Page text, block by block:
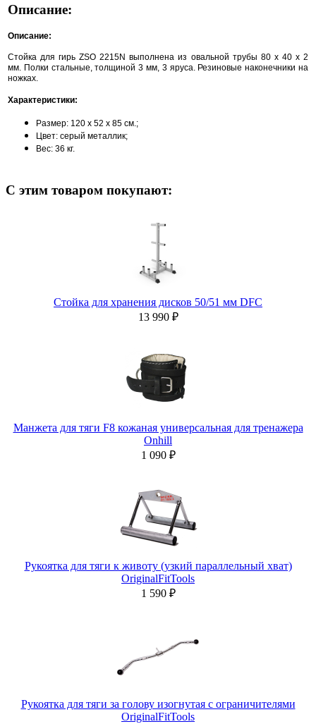
Описание:
Описание:
Стойка для гирь ZSO 2215N выполнена из овальной трубы 80 х 40 х 2
мм. Полки стальные, толщиной 3 мм, 3 яруса. Резиновые наконечники на
ножках.
Характеристики:
Размер: 120 х 52 х 85 см.;
Цвет: серый металлик;
Вес: 36 кг.
С этим товаром покупают:
Стойка для хранения дисков 50/51 мм DFC
13 990 ₽
Манжета для тяги F8 кожаная универсальная для тренажера
Onhill
1 090 ₽
Рукоятка для тяги к животу (узкий параллельный хват)
OriginalFitTools
1 590 ₽
Рукоятка для тяги за голову изогнутая с ограничителями
OriginalFitTools